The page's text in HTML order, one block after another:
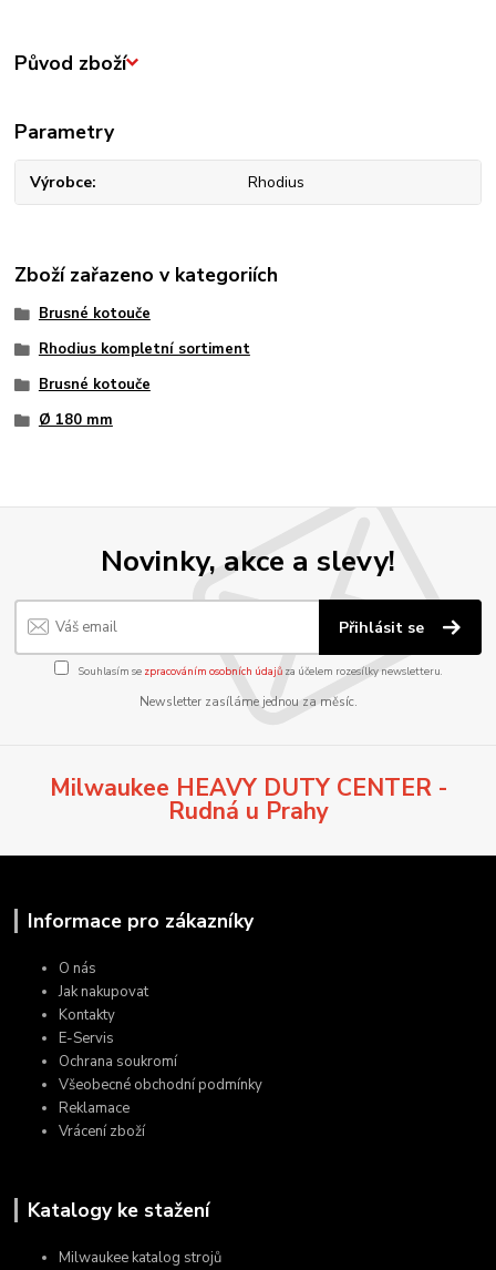
Původ zboží
Parametry
Výrobce Rhodius
Zboží zařazeno v kategoriích
Brusné kotouče
Rhodius kompletní sortiment
Brusné kotouče
Ø 180 mm
Novinky, akce a slevy!
Přihlásit se
Souhlasím se zpracováním osobních údajůza účelem rozesílky newsletteru.
Newsletter zasíláme jednou za měsíc.
Milwaukee HEAVY DUTY CENTER -
Rudná u Prahy
Informace pro zákazníky
O nás
Jak nakupovat
Kontakty
E-Servis
Ochrana soukromí
Všeobecné obchodní podmínky
Reklamace
Vrácení zboží
Katalogy ke stažení
Milwaukee katalog strojů